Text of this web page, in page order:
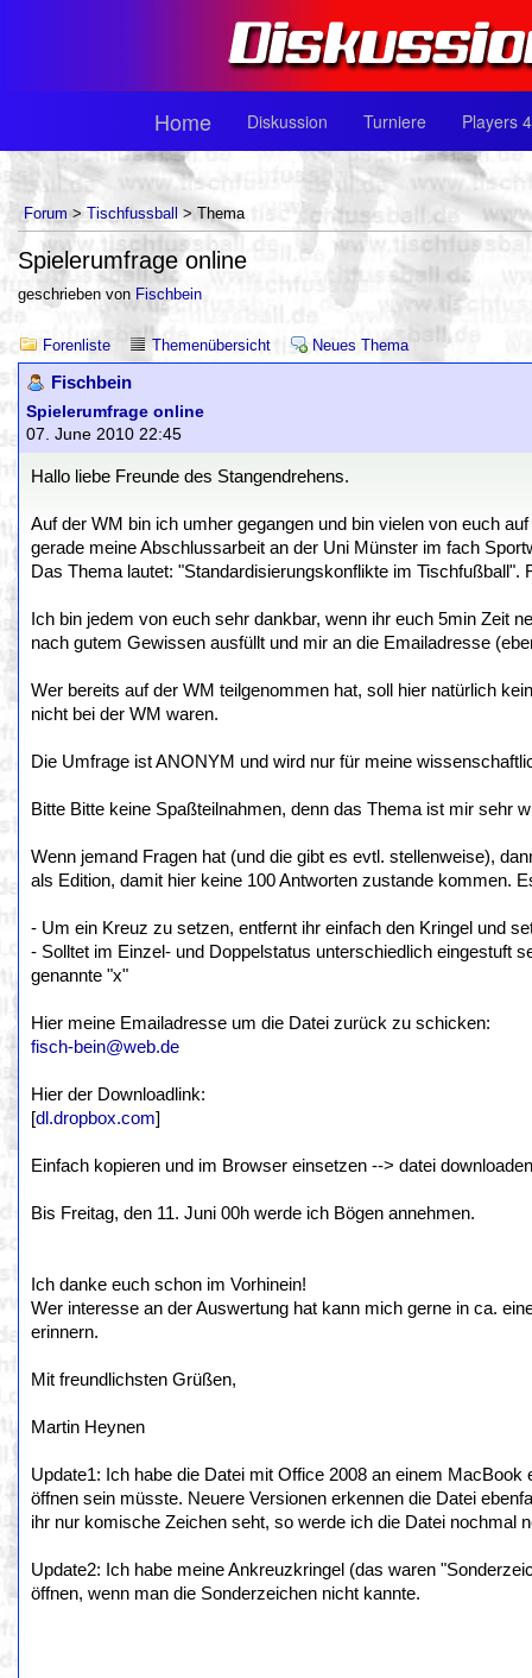
Home Diskussion Turniere Players
Forum > Tischfussball > Thema
Spielerumfrage online
geschrieben von Fischbein
Forenliste Themenübersicht Neues Thema
Fischbein
Spielerumfrage online
07. June 2010 22:45
Hallo liebe Freunde des Stangendrehens.
Auf der WM bin ich umher gegangen und bin vielen von euch
gerade meine Abschlussarbeit an der Uni Münster im fach
Das Thema lautet: "Standardisierungskonflikte im
Ich bin jedem von euch sehr dankbar, wenn ihr euch 5min Zeit
nach gutem Gewissen ausfüllt und mir an die Emailadresse
Wer bereits auf der WM teilgenommen hat, soll hier natürlich
nicht bei der WM waren.
Die Umfrage ist ANONYM und wird nur für meine
Bitte Bitte keine Spaßteilnahmen, denn das Thema ist mir sehr
Wenn jemand Fragen hat (und die gibt es evtl. stellenweise),
als Edition, damit hier keine 100 Antworten zustande kommen.
- Um ein Kreuz zu setzen, entfernt ihr einfach den Kringel und
- Solltet im Einzel- und Doppelstatus unterschiedlich eingestuft
genannte "x"
Hier meine Emailadresse um die Datei zurück zu schicken:
fisch-bein@web.de
Hier der Downloadlink:
[dl.dropbox.com]
Einfach kopieren und im Browser einsetzen --> datei
Bis Freitag, den 11. Juni 00h werde ich Bögen annehmen.
Ich danke euch schon im Vorhinein!
Wer interesse an der Auswertung hat kann mich gerne in ca.
erinnern.
Mit freundlichsten Grüßen,
Martin Heynen
Update1: Ich habe die Datei mit Office 2008 an einem
öffnen sein müsste. Neuere Versionen erkennen die Datei
ihr nur komische Zeichen seht, so werde ich die Datei nochmal
Update2: Ich habe meine Ankreuzkringel (das waren
öffnen, wenn man die Sonderzeichen nicht kannte.